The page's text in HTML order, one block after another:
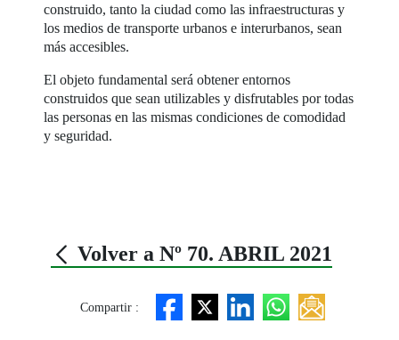
construido, tanto la ciudad como las infraestructuras y
los medios de transporte urbanos e interurbanos, sean
más accesibles.
El objeto fundamental será obtener entornos
construidos que sean utilizables y disfrutables por todas
las personas en las mismas condiciones de comodidad
y seguridad.
Volver a Nº 70. ABRIL 2021
Compartir :